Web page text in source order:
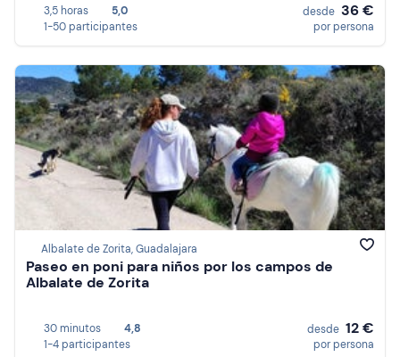
3,5 horas
5,0
1-50 participantes
desde 36 €
por persona
Albalate de Zorita, Guadalajara
Paseo en poni para niños por los campos de
Albalate de Zorita
30 minutos
4,8
1-4 participantes
desde 12 €
por persona